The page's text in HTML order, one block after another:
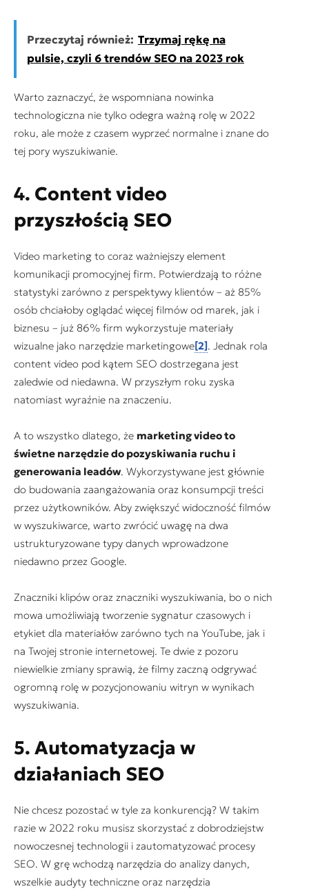
Przeczytaj również: Trzymaj rękę na
pulsie, czyli 6 trendów SEO na 2023 rok
Warto zaznaczyć, że wspomniana nowinka
technologiczna nie tylko odegra ważną rolę w 2022
roku, ale może z czasem wyprzeć normalne i znane do
tej pory wyszukiwanie.
4. Content video
przyszłością SEO
Video marketing to coraz ważniejszy element
komunikacji promocyjnej firm. Potwierdzają to różne
statystyki zarówno z perspektywy klientów – aż 85%
osób chciałoby oglądać więcej filmów od marek, jak i
biznesu – już 86% firm wykorzystuje materiały
wizualne jako narzędzie marketingowe[2]. Jednak rola
content video pod kątem SEO dostrzegana jest
zaledwie od niedawna. W przyszłym roku zyska
natomiast wyraźnie na znaczeniu.
A to wszystko dlatego, że marketing video to
świetne narzędzie do pozyskiwania ruchu i
generowania leadów. Wykorzystywane jest głównie
do budowania zaangażowania oraz konsumpcji treści
przez użytkowników. Aby zwiększyć widoczność filmów
w wyszukiwarce, warto zwrócić uwagę na dwa
ustrukturyzowane typy danych wprowadzone
niedawno przez Google.
Znaczniki klipów oraz znaczniki wyszukiwania, bo o nich
mowa umożliwiają tworzenie sygnatur czasowych i
etykiet dla materiałów zarówno tych na YouTube, jak i
na Twojej stronie internetowej. Te dwie z pozoru
niewielkie zmiany sprawią, że filmy zaczną odgrywać
ogromną rolę w pozycjonowaniu witryn w wynikach
wyszukiwania.
5. Automatyzacja w
działaniach SEO
Nie chcesz pozostać w tyle za konkurencją? W takim
razie w 2022 roku musisz skorzystać z dobrodziejstw
nowoczesnej technologii i zautomatyzować procesy
SEO. W grę wchodzą narzędzia do analizy danych,
wszelkie audyty techniczne oraz narzędzia